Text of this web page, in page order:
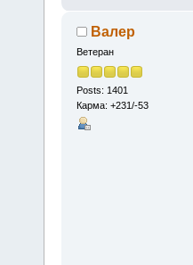
Валер
Ветеран
Posts: 1401
Карма: +231/-53